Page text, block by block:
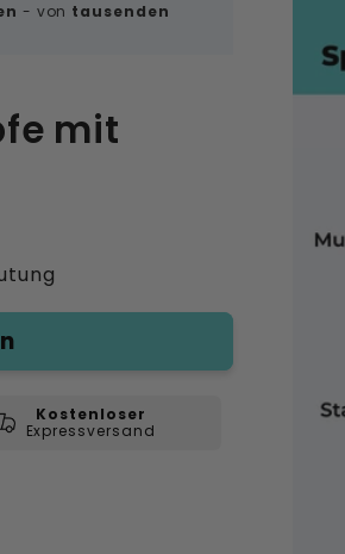
- von tausenden
mit
Kostenloser
Expressversand